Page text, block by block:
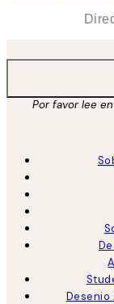
Por favor lee
Desenio